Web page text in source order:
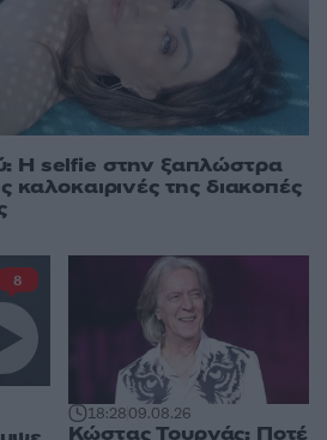
Η selfie στην ξαπλώστρα
καλοκαιρινές της διακοπές
8
18:2809.08.26
Κώστας Τουρνάς: Ποτέ